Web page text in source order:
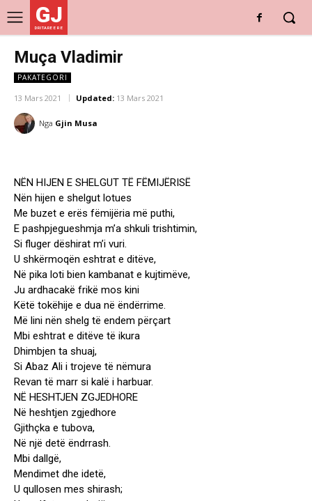
GJ
DRITARE E RE
Muça Vladimir
PAKATEGORI
13 Mars 2021 Updated: 13 Mars 2021
Nga Gjin Musa
NËN HIJEN E SHELGUT TË FËMIJËRISË
Nën hijen e shelgut lotues
Me buzet e erës fëmijëria më puthi,
E pashpjegueshmja m’a shkuli trishtimin,
Si fluger dëshirat m’i vuri.
U shkërmoqën eshtrat e ditëve,
Në pika loti bien kambanat e kujtimëve,
Ju ardhacakë frikë mos kini
Këtë tokëhije e dua në ëndërrime.
Më lini nën shelg të endem përçart
Mbi eshtrat e ditëve të ikura
Dhimbjen ta shuaj,
Si Abaz Ali i trojeve të nëmura
Revan të marr si kalë i harbuar.
NË HESHTJEN ZGJEDHORE
Në heshtjen zgjedhore
Gjithçka e tubova,
Në një detë ëndrrash.
Mbi dallgë,
Mendimet dhe idetë,
U qullosen mes shirash;